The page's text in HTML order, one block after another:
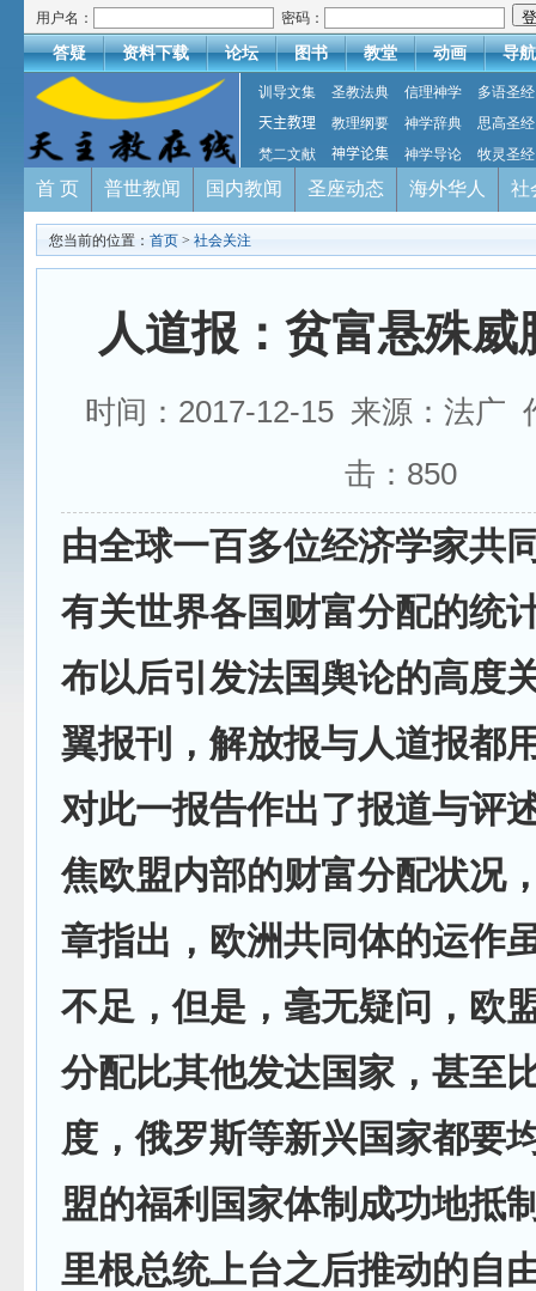
用户名： 密码：
答疑 资料下载 论坛 图书 教堂 动画 导航
训导文集 圣教法典 信理神学
多语圣经
天主教理
教理纲要 神学辞典
思高圣经
梵二文献
神学论集 神学导论 牧灵圣经
首 页 普世教闻 国内教闻 圣座动态 海外华人 社
您当前的位置： 首页 > 社会关注
人道报：贫富悬殊威
时间：2017-12-15 来源：法广
击： 850
由全球一百多位经济学家共
有关世界各国财富分配的统
布以后引发法国舆论的高度
翼报刊，解放报与人道报都
对此一报告作出了报道与评
焦欧盟内部的财富分配状况
章指出，欧洲共同体的运作
不足，但是，毫无疑问，欧
分配比其他发达国家，甚至
度，俄罗斯等新兴国家都要
盟的福利国家体制成功地抵
里根总统上台之后推动的自